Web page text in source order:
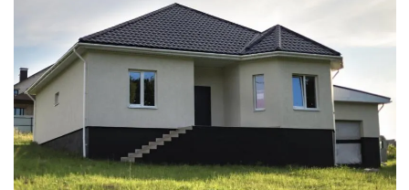
Смотреть проект